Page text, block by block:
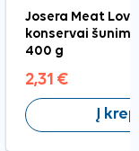
Josera Meat
konservai
400 g
2,31 €
Į